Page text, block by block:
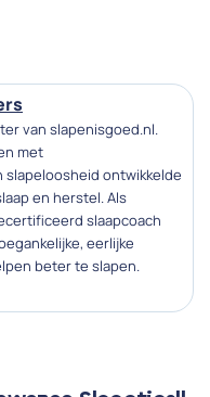
van slapenisgoed.nl.
met
ontwikkelde
en herstel. Als
slaapcoach
eerlijke
beter te slapen.